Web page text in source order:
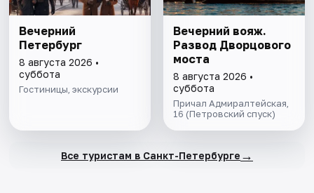
Вечерний
Петербург
8 августа 2026 •
суббота
Гостиницы, экскурсии
Вечерний вояж.
Развод Дворцового
моста
8 августа 2026 •
суббота
Причал Адмиралтейская,
16 (Петровский спуск)
Все туристам в Санкт-Петербурге →